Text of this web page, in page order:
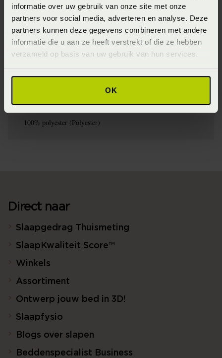
informatie over uw gebruik van onze site met onze
partners voor social media, adverteren en analyse. Deze
partners kunnen deze gegevens combineren met andere
informatie die u aan ze heeft verstrekt of die ze hebben
verzameld op basis van uw gebruik van hun services.
OK
8715944817783
Seizoen
FW2022 (2022)
Wasinstructie
Maximaal 30 graden voorzichtig (Voorzichtig en maximaal
Materiaal
100% polyester (Polyester)
Direct naar
Slaapgedrag Thuismeting
SlaapKwaliteit Score™
Winkels
Assortiment
Ontwerp jouw bed in 3D!
Slaapfysio
Blogs over slapen
Beddenspecialist Business